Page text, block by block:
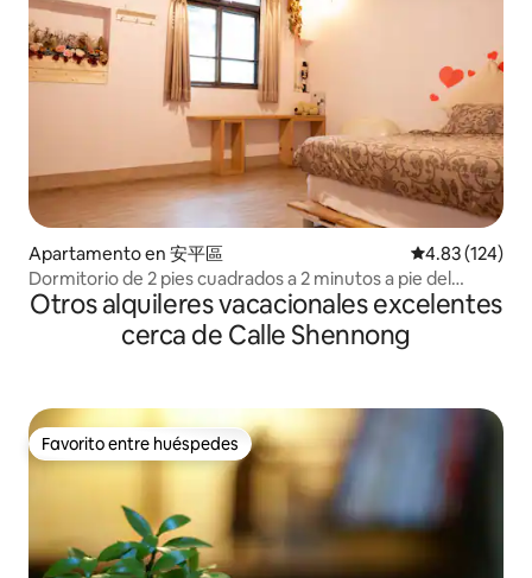
Apartamento en 安平區 Calificación
4.83 (124)
Dormitorio de 2 pies cuadrados a 2 minutos a pie del
castillo Anping de Old Street a 6 minutos
Otros alquileres vacacionales excelentes
cerca de Calle Shennong
Favorito entre huéspedes
Favorito entre huéspedes